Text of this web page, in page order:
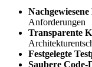
Anforderungen
Transparente
Festgelegte
Saubere